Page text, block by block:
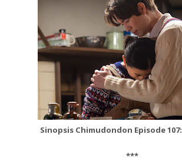
Sinopsis Chimudondon Episode 107:
***